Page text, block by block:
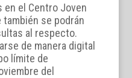
en el Centro Joven
también se podrán
al respecto.
de manera digital
límite de
del